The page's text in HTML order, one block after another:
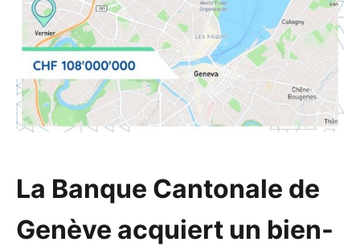
La Banque Cantonale de
Genève acquiert un bien-